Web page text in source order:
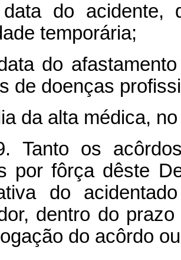
do acidente,
temporária;
do
de doenças
da alta médica,
Tanto os
por fôrça dêste
do
dentro do
do acôrdo